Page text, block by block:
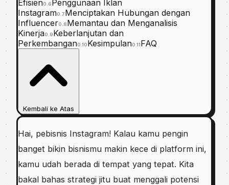
Efisien0.6 Penggunaan Iklan
Instagram0.7Menciptakan Hubungan dengan
Influencer0.8Memantau dan Menganalisis
Kinerja0.9Keberlanjutan dan
Perkembangan0.10Kesimpulan0.11FAQ
Kembali ke Atas
Hai, pebisnis Instagram! Kalau kamu pengin
banget bikin bisnismu makin kece di platform ini,
kamu udah berada di tempat yang tepat. Kita
bakal bahas strategi jitu buat menggali potensi